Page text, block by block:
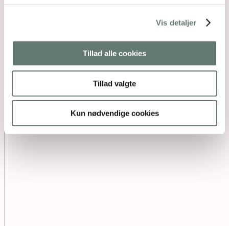
Vis detaljer
Tillad alle cookies
Tillad valgte
Kun nødvendige cookies